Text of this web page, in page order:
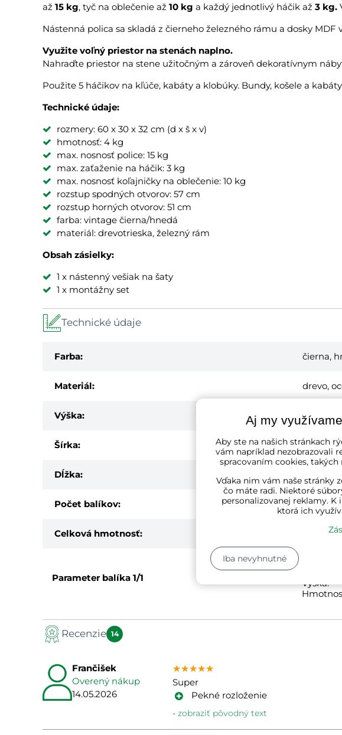
až 15 kg, tyč na oblečenie až 10 kg a každý jednotlivý háčik až 3 kg.
Nástenná polica sa skladá z čierneho železného rámu a dosky MDF
Využite voľný priestor na stenách naplno.
Nahraďte priestor na stene užitočným a zároveň dekoratívnym
Použite 5 háčikov na kľúče, kabáty a klobúky. Bundy, košele a
Technické údaje:
rozmery: 60 x 30 x 32 cm (d x š x v)
hmotnosť: 4 kg
max. nosnosť police: 15 kg
max. zaťaženie na háčik: 3 kg
max. nosnosť koľajničky na oblečenie: 10 kg
rozstup spodných otvorov: 57 cm
rozstup horných otvorov: 51 cm
farba: vintage čierna/hnedá
materiál: drevotrieska, železný rám
Obsah zásielky:
1 x nástenný vešiak na šaty
1 x montážny set
Technické údaje
Farba: čierna,
Materiál: drevo,
Výška: 32 cm
Šírka: 30 cm
Dĺžka:
Počet balíkov: 1
Celková hmotnosť:
Parameter balíka 1/1
Výška:
Recenzie 14
Frančišek
Overený nákup
14.05.2026
★★★★★
★★★★★
★★★★★
Super
Pekné rozloženie
zobraziť pôvodný text
Aj my
Aby ste na našich stránkach
vám napríklad nezobrazovali
spracovaním cookies,
Vďaka nim vám naše stránky
čo máte radi. Niektoré
personalizovanej reklamy.
ktorá ich
Iba nevyhnutné